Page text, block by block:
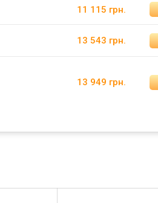
11 115 грн.
13 543 грн.
13 949 грн.